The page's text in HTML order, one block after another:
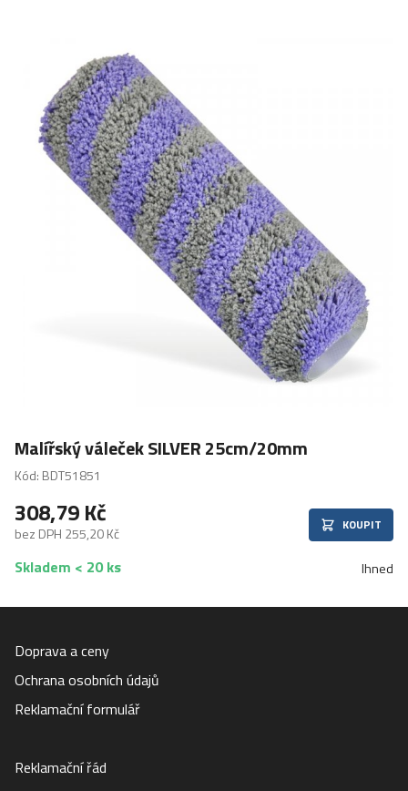
Malířský váleček SILVER 25cm/20mm
Kód: BDT51851
308,79 Kč
bez DPH 255,20 Kč KOUPIT
Skladem < 20 ks Ihned
Doprava a ceny
Ochrana osobních údajů
Reklamační formulář
Reklamační řád